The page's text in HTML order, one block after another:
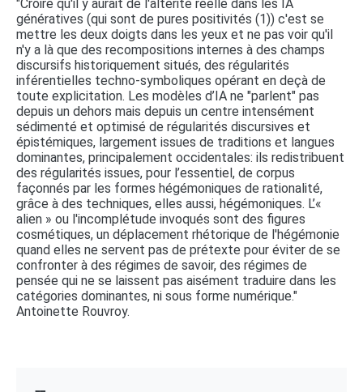
"Croire qu'il y aurait de l'altérité réelle dans les IA
génératives (qui sont de pures positivités (1)) c'est se
mettre les deux doigts dans les yeux et ne pas voir qu'il
n'y a là que des recompositions internes à des champs
discursifs historiquement situés, des régularités
inférentielles techno-symboliques opérant en deçà de
toute explicitation. Les modèles d’IA ne "parlent" pas
depuis un dehors mais depuis un centre intensément
sédimenté et optimisé de régularités discursives et
épistémiques, largement issues de traditions et langues
dominantes, principalement occidentales: ils redistribuent
des régularités issues, pour l’essentiel, de corpus
façonnés par les formes hégémoniques de rationalité,
grâce à des techniques, elles aussi, hégémoniques. L’«
alien » ou l'incomplétude invoqués sont des figures
cosmétiques, un déplacement rhétorique de l'hégémonie
quand elles ne servent pas de prétexte pour éviter de se
confronter à des régimes de savoir, des régimes de
pensée qui ne se laissent pas aisément traduire dans les
catégories dominantes, ni sous forme numérique."
Antoinette Rouvroy.